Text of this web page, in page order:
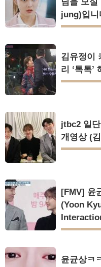
jung)입니
김유정이
리 ‘톡톡’
jtbc2 일
개영상 (
[FMV] 윤
(Yoon
윤균상ㅋ